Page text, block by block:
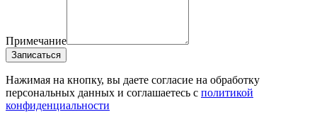
Примечание
Записаться
Нажимая на кнопку, вы даете согласие на обработку
персональных данных и соглашаетесь c политикой
конфиденциальности